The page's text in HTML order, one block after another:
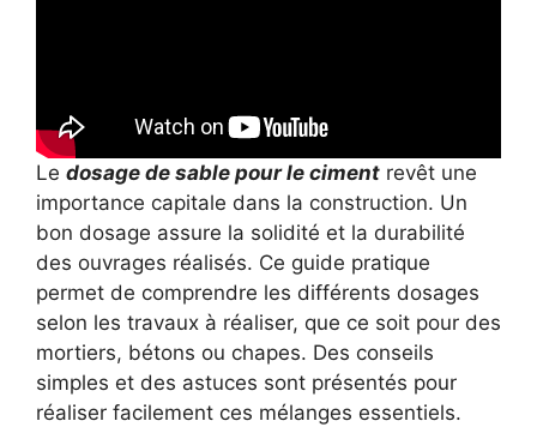
Le dosage de sable pour le ciment revêt une
importance capitale dans la construction. Un
bon dosage assure la solidité et la durabilité
des ouvrages réalisés. Ce guide pratique
permet de comprendre les différents dosages
selon les travaux à réaliser, que ce soit pour des
mortiers, bétons ou chapes. Des conseils
simples et des astuces sont présentés pour
réaliser facilement ces mélanges essentiels.